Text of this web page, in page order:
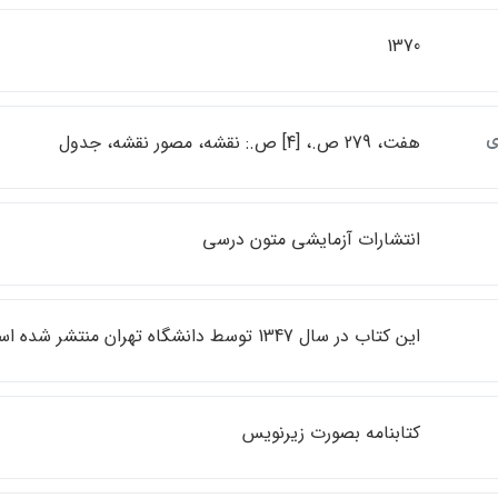
1370
هفت، 279 ص.، [4] ص.: نقشه، مصور نقشه، جدول
انتشارات آزمايشي متون درسي
اين كتاب در سال 1347 توسط دانشگاه تهران منتشر شده است
كتابنامه بصورت زيرنويس